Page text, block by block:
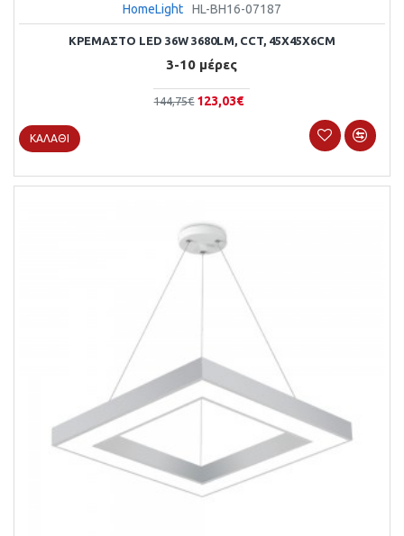
HomeLight HL-BH16-07187
ΚΡΕΜΑΣΤΌ LED 36W 3680LM, CCT, 45X45X6CM
3-10 μέρες
144,75€ 123,03€
ΚΑΛΆΘΙ